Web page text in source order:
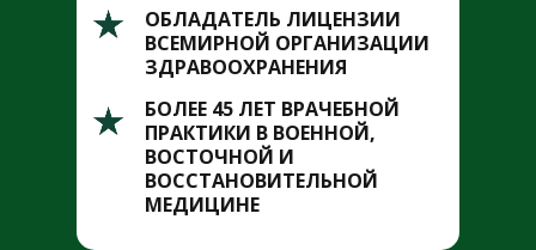
ОБЛАДАТЕЛЬ ЛИЦЕНЗИИ
ВСЕМИРНОЙ ОРГАНИЗАЦИИ
ЗДРАВООХРАНЕНИЯ
БОЛЕЕ 45 ЛЕТ ВРАЧЕБНОЙ
ПРАКТИКИ В ВОЕННОЙ,
ВОСТОЧНОЙ И
ВОССТАНОВИТЕЛЬНОЙ
МЕДИЦИНЕ